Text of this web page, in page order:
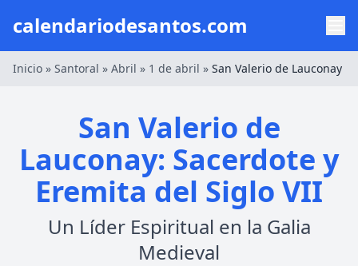
calendariodesantos.com
Inicio » Santoral » Abril » 1 de abril » San Valerio de Lauconay
San Valerio de
Lauconay: Sacerdote y
Eremita del Siglo VII
Un Líder Espiritual en la Galia
Medieval